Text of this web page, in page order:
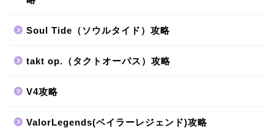
Soul Tide（ソウルタイド）攻略
takt op.（タクトオーパス）攻略
V4攻略
ValorLegends(ベイラーレジェンド)攻略